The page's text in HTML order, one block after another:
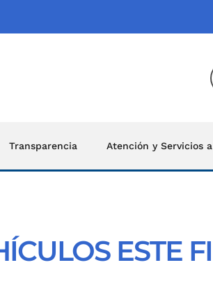
Transparencia Atención y Servicios
ESTE